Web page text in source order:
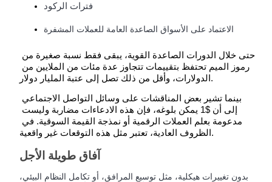
شركاء بيترو
شركاء Bitrue
فترات الركود
الاعتماد على الأسواق الصاعدة العامة للعملات المشفرة
الدولارات، وأقل من ذلك تصل إلى عتبة المليار دولار.
الظروف العادية، تعتبر مثل هذه التوقعات غير واقعية.
آفاق طويلة الأجل
بدون تغييرات هيكلية، مثل توسيع المرافق، أو تكامل النظام البيئي،